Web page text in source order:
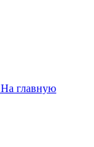
На главную